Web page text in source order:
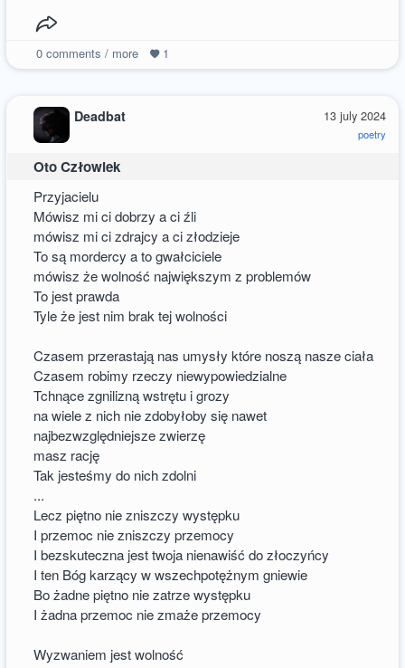
0comments / more 1
13 july 2024
poetry
Deadbat
Oto Człowiek
Przyjacielu
Mówisz mi ci dobrzy a ci źli
mówisz mi ci zdrajcy a ci złodzieje
To są mordercy a to gwałciciele
mówisz że wolność największym z problemów
To jest prawda
Tyle że jest nim brak tej wolności
Czasem przerastają nas umysły które noszą nasze ciała
Czasem robimy rzeczy niewypowiedzialne
Tchnące zgnilizną wstrętu i grozy
na wiele z nich nie zdobyłoby się nawet
najbezwzględniejsze zwierzę
masz rację
Tak jesteśmy do nich zdolni
...
Lecz piętno nie zniszczy występku
I przemoc nie zniszczy przemocy
I bezskuteczna jest twoja nienawiść do złoczyńcy
I ten Bóg karzący w wszechpotężnym gniewie
Bo żadne piętno nie zatrze występku
I żadna przemoc nie zmaże przemocy
Wyzwaniem jest wolność